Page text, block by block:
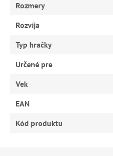
Rozmery
Rozvíja
Typ hračky
Určené pre
Vek
EAN
Kód produktu